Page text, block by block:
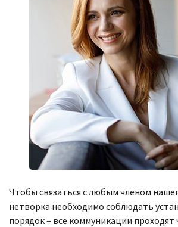
Чтобы связаться с любым членом
нетворка необходимо соблюдать
порядок – все коммуникации проходят